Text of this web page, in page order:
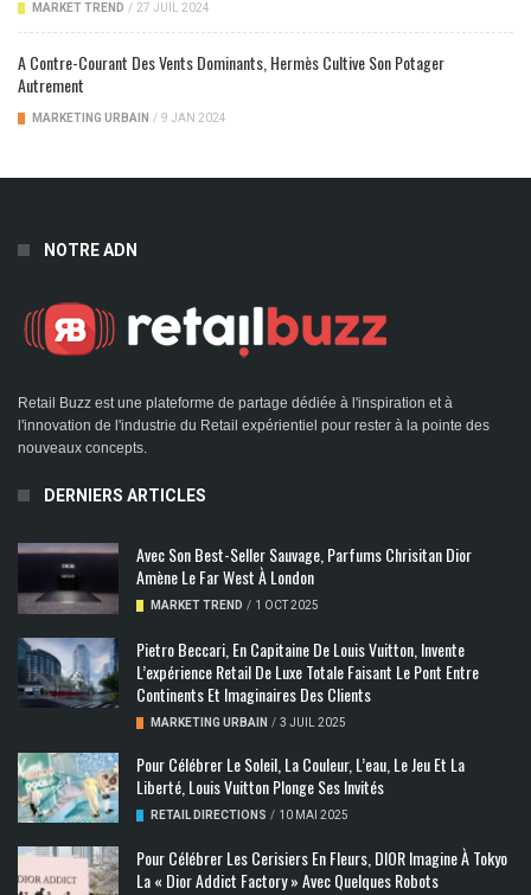
MARKET TREND / 27 JUIL 2024
A Contre-Courant Des Vents Dominants, Hermès Cultive Son Potager
Autrement
MARKETING URBAIN / 9 JAN 2024
NOTRE ADN
Retail Buzz est une plateforme de partage dédiée à l'inspiration et à
l'innovation de l'industrie du Retail expérientiel pour rester à la pointe des
nouveaux concepts.
DERNIERS ARTICLES
Avec Son Best-Seller Sauvage, Parfums Chrisitan Dior
Amène Le Far West À London
MARKET TREND / 1 OCT 2025
Pietro Beccari, En Capitaine De Louis Vuitton, Invente
L’expérience Retail De Luxe Totale Faisant Le Pont Entre
Continents Et Imaginaires Des Clients
MARKETING URBAIN / 3 JUIL 2025
Pour Célébrer Le Soleil, La Couleur, L’eau, Le Jeu Et La
Liberté, Louis Vuitton Plonge Ses Invités
RETAIL DIRECTIONS / 10 MAI 2025
Pour Célébrer Les Cerisiers En Fleurs, DIOR Imagine À Tokyo
La « Dior Addict Factory » Avec Quelques Robots